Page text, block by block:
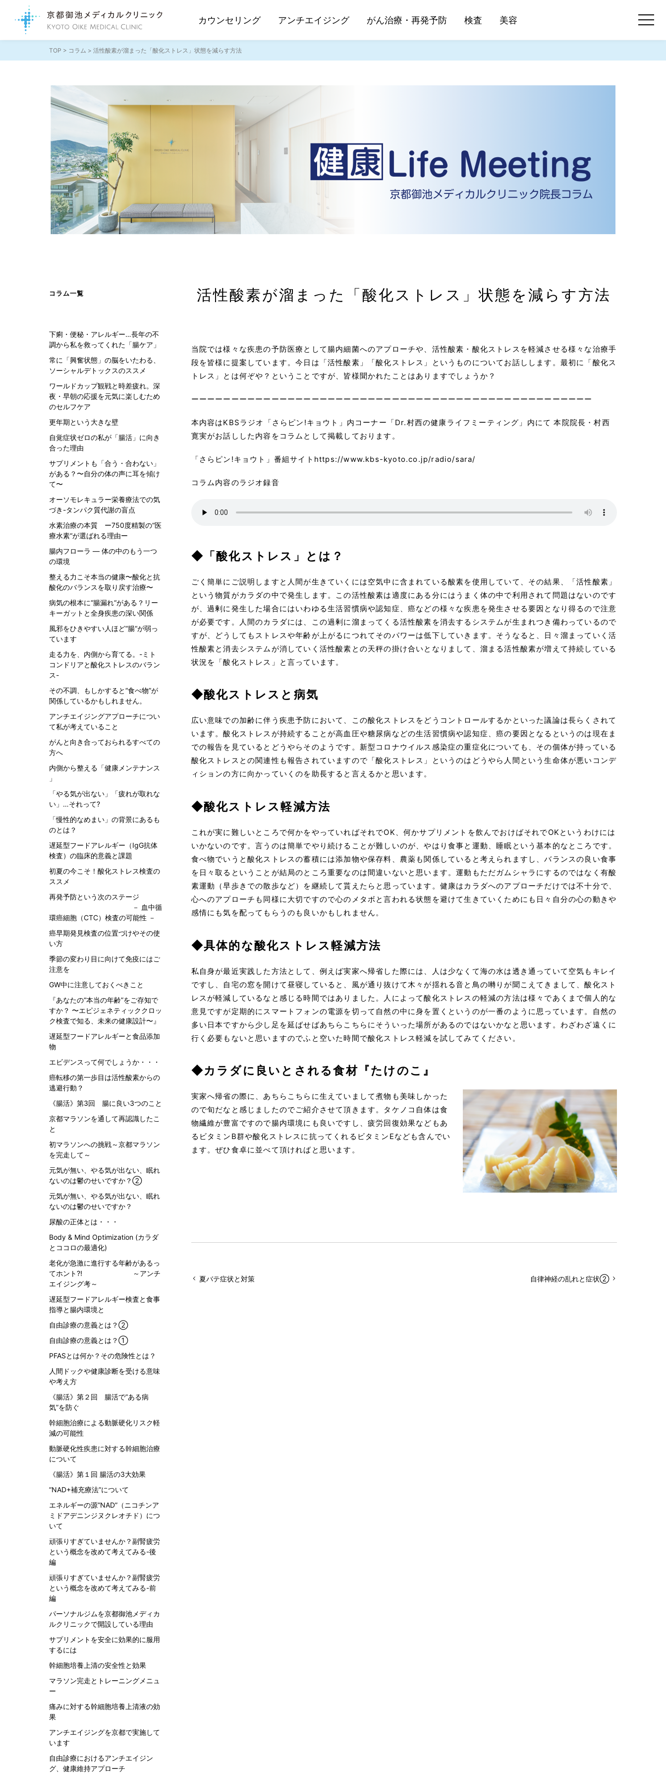
カウンセリング アンチエイジング がん治療・再発予防 検査 美容
カウンセリング
抗酸化スペシャル点滴
美肌美白点滴 マイヤーズ点滴
水素吸入療法 サプリメント
現在がん治療中の方・今後治療予定の方
サプリメント
標準治療を終えられた方・再発予防を図りたい方
がんリスク検査
がん以外の未病検査
MCIスクリーニング検査プラス
Lox-index検査
美容
ビジア ハイドラフェイシャル
当クリニックについて
コンセプト
料金について
お知らせ
TOP > コラム > 活性酸素が溜まった「酸化ストレス」状態を減らす方法
活性酸素が溜まった「酸化ストレス」状態を減らす方法
当院では様々な疾患の予防医療として腸内細菌へのアプローチや、活性酸素・酸化ストレスを軽減させる様々な治療手
段を皆様に提案しています。今日は「活性酸素」「酸化ストレス」というものについてお話しします。最初に「酸化ス
トレス」とは何ぞや？ということですが、皆様聞かれたことはありますでしょうか？
ーーーーーーーーーーーーーーーーーーーーーーーーーーーーーーーーーーーーーーーーーーーーーーーーーー
本内容はKBSラジオ「さらピン!キョウト」内コーナー「Dr.村西の健康ライフミーティング」内にて 本院院長・村西
寛実がお話しした内容をコラムとして掲載しております。
「さらピン!キョウト」番組サイトhttps://www.kbs-kyoto.co.jp/radio/sara/
コラム内容のラジオ録音
◆「酸化ストレス」とは？
ごく簡単にご説明しますと人間が生きていくには空気中に含まれている酸素を使用していて、その結果、「活性酸素」
という物質がカラダの中で発生します。この活性酸素は適度にある分にはうまく体の中で利用されて問題はないのです
が、過剰に発生した場合にはいわゆる生活習慣病や認知症、癌などの様々な疾患を発生させる要因となり得るので注意
が必要です。人間のカラダには、この過剰に溜まってくる活性酸素を消去するシステムが生まれつき備わっているので
すが、どうしてもストレスや年齢が上がるにつれてそのパワーは低下していきます。そうなると、日々溜まっていく活
性酸素と消去システムが消していく活性酸素との天秤の掛け合いとなりまして、溜まる活性酸素が増えて持続している
状況を「酸化ストレス」と言っています。
◆酸化ストレスと病気
広い意味での加齢に伴う疾患予防において、この酸化ストレスをどうコントロールするかといった議論は長らくされて
います。酸化ストレスが持続することが高血圧や糖尿病などの生活習慣病や認知症、癌の要因となるというのは現在ま
での報告を見ているとどうやらそのようです。新型コロナウイルス感染症の重症化についても、その個体が持っている
酸化ストレスとの関連性も報告されていますので「酸化ストレス」というのはどうやら人間という生命体が悪いコンデ
ィションの方に向かっていくのを助長すると言えるかと思います。
◆酸化ストレス軽減方法
これが実に難しいところで何かをやっていればそれでOK、何かサプリメントを飲んでおけばそれでOKというわけには
いかないのです。言うのは簡単でやり続けることが難しいのが、やはり食事と運動、睡眠という基本的なところです。
食べ物でいうと酸化ストレスの蓄積には添加物や保存料、農薬も関係していると考えられますし、バランスの良い食事
を日々取るということが結局のところ重要なのは間違いないと思います。運動もただガムシャラにするのではなく有酸
素運動（早歩きでの散歩など）を継続して貰えたらと思っています。健康はカラダへのアプローチだけでは不十分で、
心へのアプローチも同様に大切ですので心のメタボと言われる状態を避けて生きていくためにも日々自分の心の動きや
感情にも気を配ってもらうのも良いかもしれません。
◆具体的な酸化ストレス軽減方法
私自身が最近実践した方法として、例えば実家へ帰省した際には、人は少なくて海の水は透き通っていて空気もキレイ
ですし、自宅の窓を開けて昼寝していると、風が通り抜けて木々が揺れる音と鳥の囀りが聞こえてきまして、酸化スト
レスが軽減しているなと感じる時間ではありました。人によって酸化ストレスの軽減の方法は様々であくまで個人的な
意見ですが定期的にスマートフォンの電源を切って自然の中に身を置くというのが一番のように思っています。自然の
多い日本ですから少し足を延ばせばあちらこちらにそういった場所があるのではないかなと思います。わざわざ遠くに
行く必要もないと思いますのでふと空いた時間で酸化ストレス軽減を試してみてください。
◆カラダに良いとされる食材『たけのこ』
実家へ帰省の際に、あちらこちらに生えていまして煮物も美味しかった
ので旬だなと感じましたのでご紹介させて頂きます。タケノコ自体は食
物繊維が豊富ですので腸内環境にも良いですし、疲労回復効果などもあ
るビタミンB群や酸化ストレスに抗ってくれるビタミンEなども含んでい
ます。ぜひ食卓に並べて頂ければと思います。
夏バテ症状と対策 自律神経の乱れと症状②
コラム一覧
下痢・便秘・アレルギー…長年の不
調から私を救ってくれた「腸ケア」
常に「興奮状態」の脳をいたわる、
ソーシャルデトックスのススメ
ワールドカップ観戦と時差疲れ。深
夜・早朝の応援を元気に楽しむため
のセルフケア
更年期という大きな壁
自覚症状ゼロの私が「腸活」に向き
合った理由
サプリメントも「合う・合わない」
がある？〜自分の体の声に耳を傾け
て〜
オーソモレキュラー栄養療法での気
づき-タンパク質代謝の盲点
水素治療の本質 ー750度精製の“医
療水素“が選ばれる理由ー
腸内フローラ ― 体の中のもう一つ
の環境
整える力こそ本当の健康〜酸化と抗
酸化のバランスを取り戻す治療〜
病気の根本に“腸漏れ“がある？リー
キーガットと全身疾患の深い関係
風邪をひきやすい人ほど“腸“が弱っ
ています
走る力を、内側から育てる。-ミト
コンドリアと酸化ストレスのバラン
ス-
その不調、もしかすると“食べ物”が
関係しているかもしれません。
アンチエイジングアプローチについ
て私が考えていること
がんと向き合っておられるすべての
方へ
内側から整える「健康メンテナンス
」
「やる気が出ない」「疲れが取れな
い」…それって?
「慢性的なめまい」の背景にあるも
のとは？
遅延型フードアレルギー（IgG抗体
検査）の臨床的意義と課題
初夏の今こそ！酸化ストレス検査の
ススメ
再発予防という次のステージ
－ 血中循
環癌細胞（CTC）検査の可能性 －
癌早期発見検査の位置づけやその使
い方
季節の変わり目に向けて免疫にはご
注意を
GW中に注意しておくべきこと
『あなたの“本当の年齢”をご存知で
すか？ 〜エピジェネティッククロッ
ク検査で知る、未来の健康設計〜』
遅延型フードアレルギーと食品添加
物
エビデンスって何でしょうか・・・
癌転移の第一歩目は活性酸素からの
逃避行動？
《腸活》第3回 腸に良い3つのこと
京都マラソンを通して再認識したこ
と
初マラソンへの挑戦～京都マラソン
を完走して～
元気が無い、やる気が出ない、眠れ
ないのは鬱のせいですか？②
元気が無い、やる気が出ない、眠れ
ないのは鬱のせいですか？
尿酸の正体とは・・・
Body & Mind Optimization (カラダ
とココロの最適化)
老化が急激に進行する年齢があるっ
てホント⁈ ～アンチ
エイジング考～
遅延型フードアレルギー検査と食事
指導と腸内環境と
自由診療の意義とは？②
自由診療の意義とは？①
PFASとは何か？その危険性とは？
人間ドックや健康診断を受ける意味
や考え方
《腸活》第２回 腸活で”ある病
気”を防ぐ
幹細胞治療による動脈硬化リスク軽
減の可能性
動脈硬化性疾患に対する幹細胞治療
について
《腸活》第１回 腸活の3大効果
”NAD+補充療法”について
エネルギーの源”NAD”（ニコチンア
ミドアデニンジヌクレオチド）につ
いて
頑張りすぎていませんか？副腎疲労
という概念を改めて考えてみる-後
編
頑張りすぎていませんか？副腎疲労
という概念を改めて考えてみる-前
編
パーソナルジムを京都御池メディカ
ルクリニックで開設している理由
サプリメントを安全に効果的に服用
するには
幹細胞培養上清の安全性と効果
マラソン完走とトレーニングメニュ
ー
痛みに対する幹細胞培養上清液の効
果
アンチエイジングを京都で実施して
います
自由診療におけるアンチエイジン
グ、健康維持アプローチ